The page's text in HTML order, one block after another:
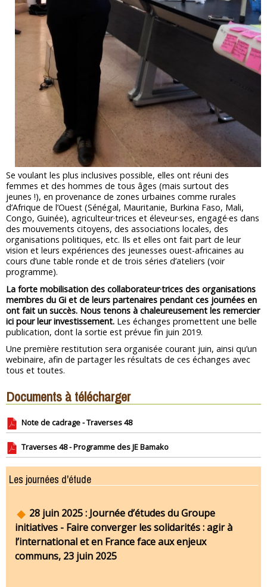
Se voulant les plus inclusives possible, elles ont réuni des
femmes et des hommes de tous âges (mais surtout des
jeunes !), en provenance de zones urbaines comme rurales
d’Afrique de l’Ouest (Sénégal, Mauritanie, Burkina Faso, Mali,
Congo, Guinée), agriculteur·trices et éleveur·ses, engagé·es dans
des mouvements citoyens, des associations locales, des
organisations politiques, etc. Ils et elles ont fait part de leur
vision et leurs expériences des jeunesses ouest-africaines au
cours d’une table ronde et de trois séries d’ateliers (voir
programme).
La forte mobilisation des collaborateur·trices des organisations
membres du Gi et de leurs partenaires pendant ces journées en
ont fait un succès. Nous tenons à chaleureusement les remercier
ici pour leur investissement. Les échanges promettent une belle
publication, dont la sortie est prévue fin juin 2019.
Une première restitution sera organisée courant juin, ainsi qu’un
webinaire, afin de partager les résultats de ces échanges avec
tous et toutes.
Documents à télécharger
Note de cadrage - Traverses 48
Traverses 48 - Programme des JE Bamako
Les journées d'étude
28 juin 2025 : Journée d’études du Groupe
initiatives - Faire converger les solidarités : agir à
l’international et en France face aux enjeux
communs, 23 juin 2025